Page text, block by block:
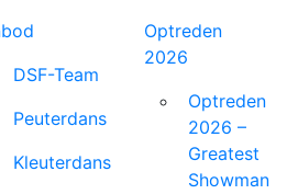
DSF-Team
Peuterdans
Kleuterdans
Optreden
2026
Optreden
2026 –
Greatest
Showman